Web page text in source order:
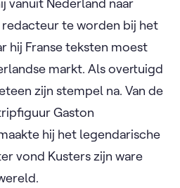
redacteur te worden bij het
hij Franse teksten moest
markt. Als overtuigd
zijn stempel na. Van de
Gaston
hij het legendarische
vond Kusters zijn ware